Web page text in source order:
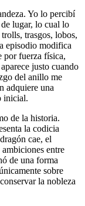
Yo lo percibí
lugar, lo cual lo
trasgos, lobos,
episodio modifica
por fuerza física,
justo cuando
del anillo me
adquiere una
inicial.
de la historia.
la codicia
cae, el
entre
de una forma
sobre
la nobleza